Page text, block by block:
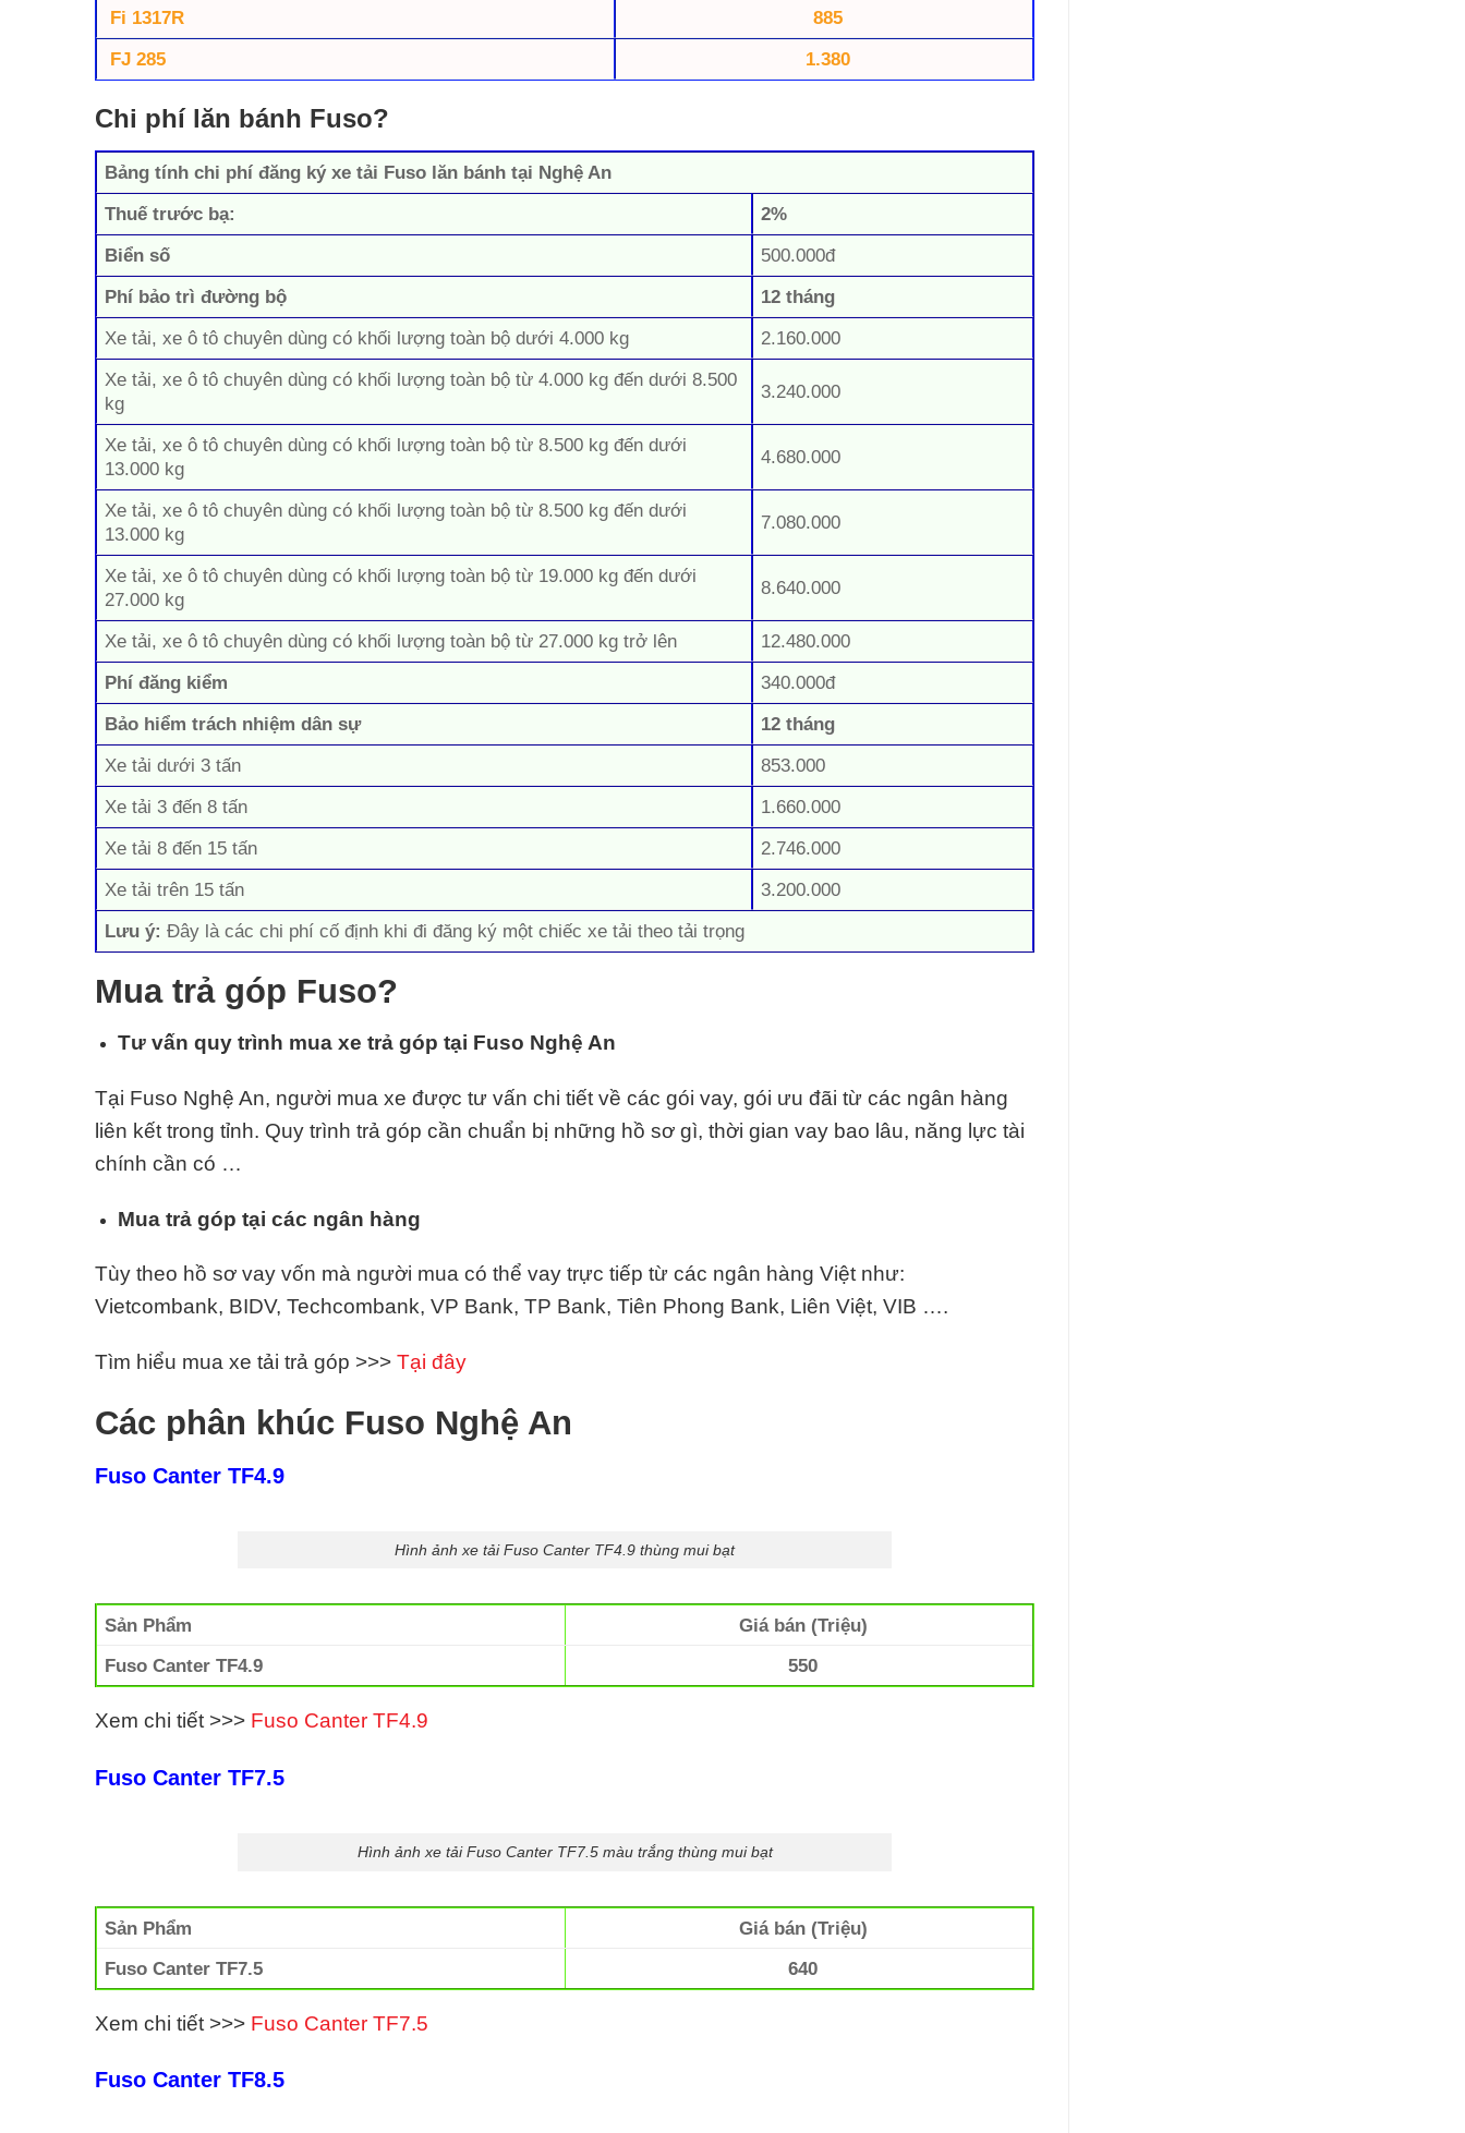
Fi 1317R
885
FJ 285
1.380
Chi phí lăn bánh Fuso?
Bảng tính chi phí đăng ký xe tải Fuso lăn bánh tại Nghệ An
Thuế trước bạ:
2%
Biển số
500.000đ
Phí bảo trì đường bộ
12 tháng
Xe tải, xe ô tô chuyên dùng có khối lượng toàn bộ dưới 4.000 kg
2.160.000
Xe tải, xe ô tô chuyên dùng có khối lượng toàn bộ từ 4.000 kg đến dưới 8.500
kg
3.240.000
Xe tải, xe ô tô chuyên dùng có khối lượng toàn bộ từ 8.500 kg đến dưới
13.000 kg
4.680.000
Xe tải, xe ô tô chuyên dùng có khối lượng toàn bộ từ 8.500 kg đến dưới
13.000 kg
7.080.000
Xe tải, xe ô tô chuyên dùng có khối lượng toàn bộ từ 19.000 kg đến dưới
27.000 kg
8.640.000
Xe tải, xe ô tô chuyên dùng có khối lượng toàn bộ từ 27.000 kg trở lên
12.480.000
Phí đăng kiểm
340.000đ
Bảo hiểm trách nhiệm dân sự
12 tháng
Xe tải dưới 3 tấn
853.000
Xe tải 3 đến 8 tấn
1.660.000
Xe tải 8 đến 15 tấn
2.746.000
Xe tải trên 15 tấn
3.200.000
Lưu ý:Đây là các chi phí cố định khi đi đăng ký một chiếc xe tải theo tải trọng
Mua trả góp Fuso?
Tư vấn quy trình mua xe trả góp tại Fuso Nghệ An
Tại Fuso Nghệ An, người mua xe được tư vấn chi tiết về các gói vay, gói ưu đãi từ các ngân hàng
liên kết trong tỉnh. Quy trình trả góp cần chuẩn bị những hồ sơ gì, thời gian vay bao lâu, năng lực tài
chính cần có …
Mua trả góp tại các ngân hàng
Tùy theo hồ sơ vay vốn mà người mua có thể vay trực tiếp từ các ngân hàng Việt như:
Vietcombank, BIDV, Techcombank, VP Bank, TP Bank, Tiên Phong Bank, Liên Việt, VIB ….
Tìm hiểu mua xe tải trả góp >>> Tại đây
Các phân khúc Fuso Nghệ An
Fuso Canter TF4.9
Hình ảnh xe tải Fuso Canter TF4.9 thùng mui bạt
Sản Phẩm
Giá bán (Triệu)
Fuso Canter TF4.9
550
Xem chi tiết >>> Fuso Canter TF4.9
Fuso Canter TF7.5
Hình ảnh xe tải Fuso Canter TF7.5 màu trắng thùng mui bạt
Sản Phẩm
Giá bán (Triệu)
Fuso Canter TF7.5
640
Xem chi tiết >>> Fuso Canter TF7.5
Fuso Canter TF8.5